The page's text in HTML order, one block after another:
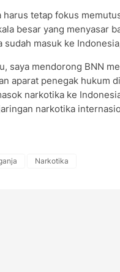
harus tetap fokus
besar yang menyasar
sudah masuk ke
saya mendorong BNN
aparat penegak hukum
narkotika ke
narkotika
Narkotika